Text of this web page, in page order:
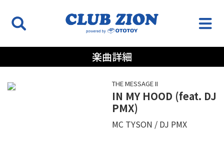
楽曲詳細
THE MESSAGE II
IN MY HOOD (feat. DJ
PMX)
MC TYSON DJ PMX